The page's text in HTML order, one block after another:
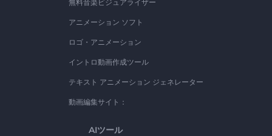
無料音楽ビジュアライザー
アニメーション ソフト
ロゴ・アニメーション
イントロ動画作成ツール
テキスト アニメーション ジェネレーター
動画編集サイト：
AIツール